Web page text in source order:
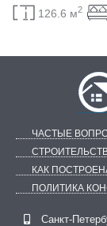
126.6 м2
ЧАСТЫЕ
КАК
ПОЛИТИКА
Санкт-